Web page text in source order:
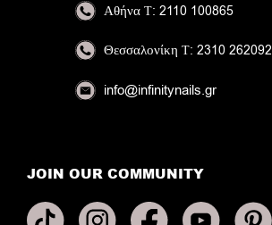
ΑθήναΤ: 2110 100865
ΘεσσαλονίκηΤ: 2310 262092
info@infinitynails.gr
JOIN OUR COMMUNITY